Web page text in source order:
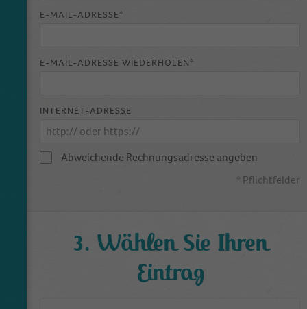
E-MAIL-ADRESSE*
E-MAIL-ADRESSE WIEDERHOLEN*
INTERNET-ADRESSE
Abweichende Rechnungsadresse angeben
* Pflichtfelder
3. Wählen Sie Ihren
Eintrag